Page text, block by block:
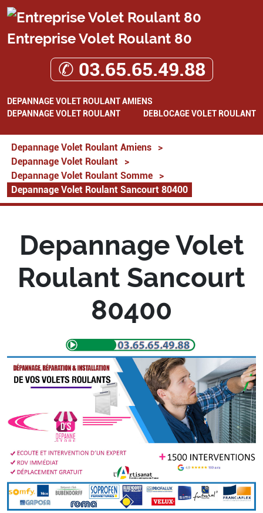
Entreprise Volet Roulant 80
✆ 03.65.65.49.88
DEPANNAGE VOLET ROULANT AMIENS
DEPANNAGE VOLET ROULANT
DEBLOCAGE VOLET ROULANT
Depannage Volet Roulant Amiens
>
Depannage Volet Roulant
>
Depannage Volet Roulant Somme
>
Depannage Volet Roulant Sancourt 80400
Depannage Volet
Roulant Sancourt
80400